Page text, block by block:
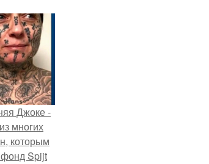
Джоке -
многих
которым
Spijt